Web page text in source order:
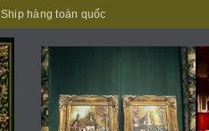
Ship hàng toàn quốc